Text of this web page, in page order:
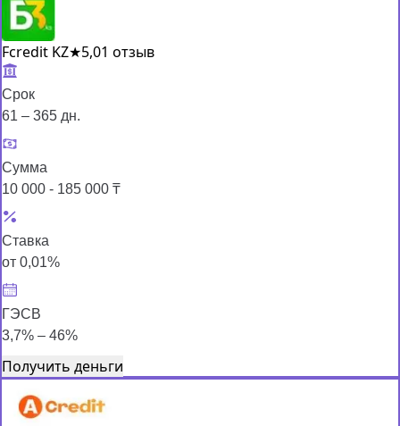
Fcredit KZ★5,01 отзыв
Срок
61 – 365 дн.
Сумма
10 000 - 185 000 ₸
Ставка
от 0,01%
ГЭСВ
3,7% – 46%
Получить деньги